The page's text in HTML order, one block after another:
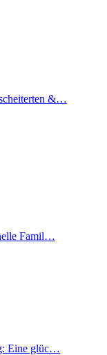
&…
Famil…
Eine glüc…